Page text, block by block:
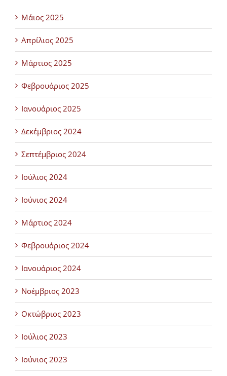
Μάιος 2025
Απρίλιος 2025
Μάρτιος 2025
Φεβρουάριος 2025
Ιανουάριος 2025
Δεκέμβριος 2024
Σεπτέμβριος 2024
Ιούλιος 2024
Ιούνιος 2024
Μάρτιος 2024
Φεβρουάριος 2024
Ιανουάριος 2024
Νοέμβριος 2023
Οκτώβριος 2023
Ιούλιος 2023
Ιούνιος 2023